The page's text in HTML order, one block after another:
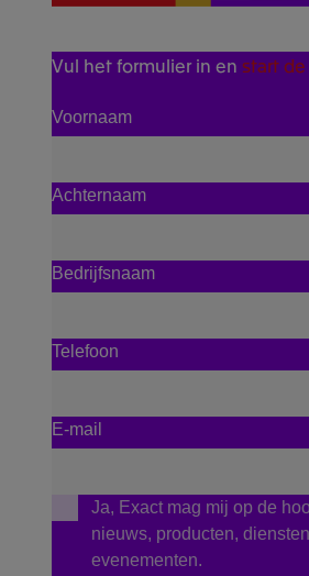
Vul het formulier in en start
Voornaam
Achternaam
Bedrijfsnaam
Telefoon
E-mail
Ja, Exact mag mij op de
nieuws, producten,
evenementen.